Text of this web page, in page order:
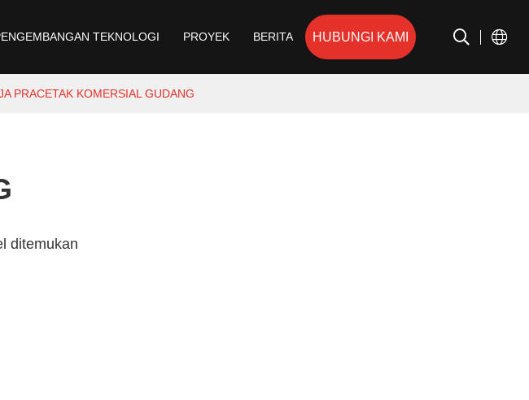
TEKNOLOGI PROYEK BERITA HUBUNGI KAMI
PRACETAK KOMERSIAL GUDANG
ditemukan